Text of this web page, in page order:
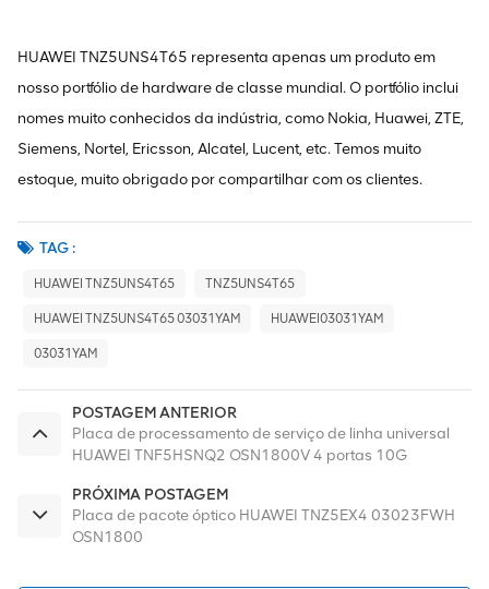
HUAWEI TNZ5UNS4T65 representa apenas um produto em
nosso portfólio de hardware de classe mundial. O portfólio inclui
nomes muito conhecidos da indústria, como Nokia, Huawei, ZTE,
Siemens, Nortel, Ericsson, Alcatel, Lucent, etc. Temos muito
estoque, muito obrigado por compartilhar com os clientes.
TAG :
HUAWEI TNZ5UNS4T65 TNZ5UNS4T65
HUAWEI TNZ5UNS4T65 03031YAM HUAWEI03031YAM
03031YAM
POSTAGEM ANTERIOR
Placa de processamento de serviço de linha universal
HUAWEI TNF5HSNQ2 OSN1800V 4 portas 10G
PRÓXIMA POSTAGEM
Placa de pacote óptico HUAWEI TNZ5EX4 03023FWH
OSN1800